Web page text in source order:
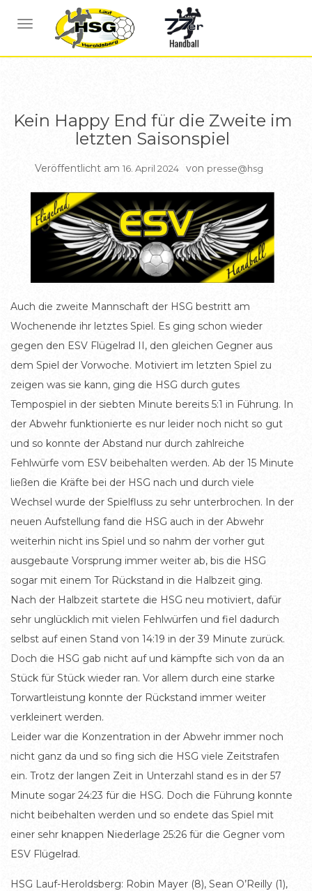
NAVIGATION UMSCHALTEN
BERICHTE HSG2
Kein Happy End für die Zweite im
letzten Saisonspiel
Veröffentlicht am 16. April 2024 von presse@hsg
Auch die zweite Mannschaft der HSG bestritt am
Wochenende ihr letztes Spiel. Es ging schon wieder
gegen den ESV Flügelrad II, den gleichen Gegner aus
dem Spiel der Vorwoche. Motiviert im letzten Spiel zu
zeigen was sie kann, ging die HSG durch gutes
Tempospiel in der siebten Minute bereits 5:1 in Führung. In
der Abwehr funktionierte es nur leider noch nicht so gut
und so konnte der Abstand nur durch zahlreiche
Fehlwürfe vom ESV beibehalten werden. Ab der 15 Minute
ließen die Kräfte bei der HSG nach und durch viele
Wechsel wurde der Spielfluss zu sehr unterbrochen. In der
neuen Aufstellung fand die HSG auch in der Abwehr
weiterhin nicht ins Spiel und so nahm der vorher gut
ausgebaute Vorsprung immer weiter ab, bis die HSG
sogar mit einem Tor Rückstand in die Halbzeit ging.
Nach der Halbzeit startete die HSG neu motiviert, dafür
sehr unglücklich mit vielen Fehlwürfen und fiel dadurch
selbst auf einen Stand von 14:19 in der 39 Minute zurück.
Doch die HSG gab nicht auf und kämpfte sich von da an
Stück für Stück wieder ran. Vor allem durch eine starke
Torwartleistung konnte der Rückstand immer weiter
verkleinert werden.
Leider war die Konzentration in der Abwehr immer noch
nicht ganz da und so fing sich die HSG viele Zeitstrafen
ein. Trotz der langen Zeit in Unterzahl stand es in der 57
Minute sogar 24:23 für die HSG. Doch die Führung konnte
nicht beibehalten werden und so endete das Spiel mit
einer sehr knappen Niederlage 25:26 für die Gegner vom
ESV Flügelrad.
HSG Lauf-Heroldsberg: Robin Mayer (8), Sean O’Reilly (1),